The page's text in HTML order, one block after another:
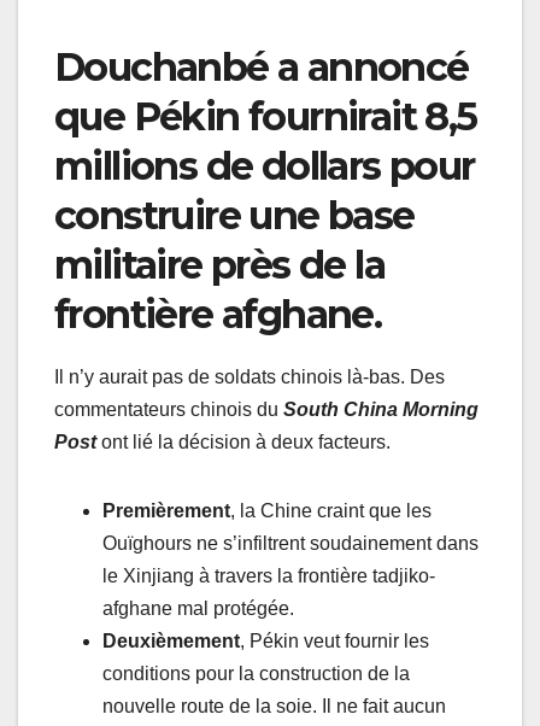
Douchanbé a annoncé
que Pékin fournirait 8,5
millions de dollars pour
construire une base
militaire près de la
frontière afghane.
Il n’y aurait pas de soldats chinois là-bas. Des
commentateurs chinois du South China Morning
Postont lié la décision à deux facteurs.
Premièrement, la Chine craint que les
Ouïghours ne s’infiltrent soudainement dans
le Xinjiang à travers la frontière tadjiko-
afghane mal protégée.
Deuxièmement, Pékin veut fournir les
conditions pour la construction de la
nouvelle route de la soie. Il ne fait aucun